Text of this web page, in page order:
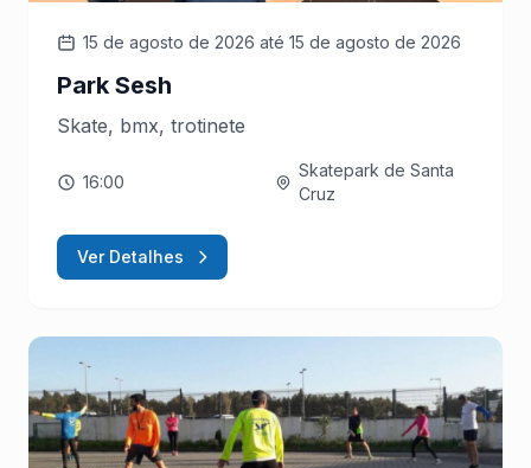
15 de agosto de 2026 até 15 de agosto de 2026
Park Sesh
Skate, bmx, trotinete
16:00
Skatepark de Santa
Cruz
Ver Detalhes